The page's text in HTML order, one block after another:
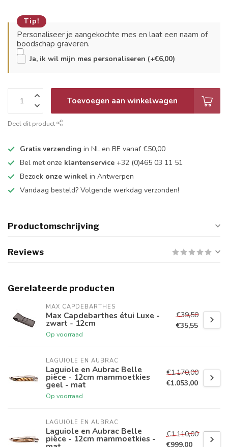
Tip!
Personaliseer je aangekochte mes en laat een naam of
boodschap graveren.
Ja, ik wil mijn mes personaliseren (+€6,00)
Toevoegen aan winkelwagen
Deel dit product
Gratis verzending in NL en BE vanaf €50,00
Bel met onze klantenservice +32 (0)465 03 11 51
Bezoek onze winkel in Antwerpen
Vandaag besteld? Volgende werkdag verzonden!
Productomschrijving
Reviews
Gerelateerde producten
MAX CAPDEBARTHES
Max Capdebarthes étui Luxe -
zwart - 12cm
Op voorraad
€39,50
€35,55
LAGUIOLE EN AUBRAC
Laguiole en Aubrac Belle
pièce - 12cm mammoetkies
geel - mat
Op voorraad
€1.170,00
€1.053,00
LAGUIOLE EN AUBRAC
Laguiole en Aubrac Belle
pièce - 12cm mammoetkies -
€1.110,00
€999,00